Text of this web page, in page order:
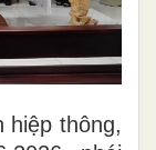
hiệp thông,